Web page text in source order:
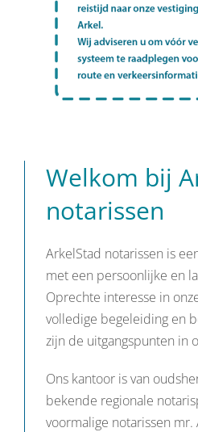
Welkom bij
notarissen
ArkelStad notarissen is
met een persoonlijke en
Oprechte interesse in
volledige begeleiding en
zijn de uitgangspunten in
Ons kantoor is van
bekende regionale
voormalige notarissen mr.